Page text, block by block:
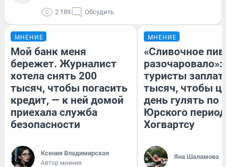
2 189 Обсудить
МНЕНИЕ
Мой банк меня
бережет. Журналист
хотела снять 200
тысяч, чтобы погасить
кредит, — к ней домой
приехала служба
безопасности
Ксения Владимирская
Автор мнения
МНЕНИЕ
«Сливочное
разочаровало»:
туристы
тысяч, чтобы
день гулять по
Юрского
Хогвартсу
Яна Шаламова